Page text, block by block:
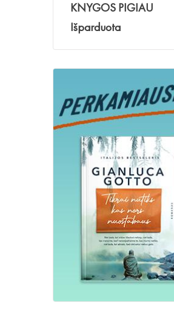
KNYGOS PIGIAU
Išparduota